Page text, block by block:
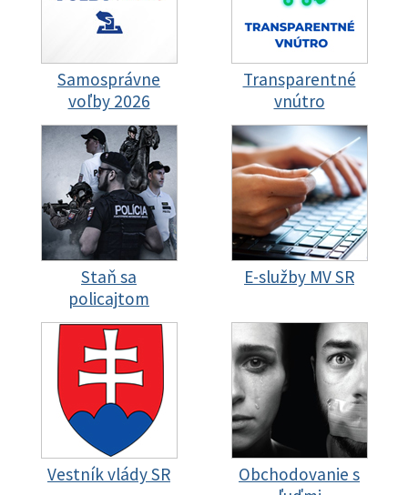
Samosprávne
voľby 2026
Transparentné
vnútro
Staň sa
policajtom
E-služby MV SR
Vestník vlády SR
Obchodovanie s